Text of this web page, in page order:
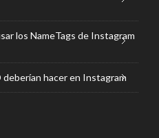
los NameTags de Instagram
hacer en Instagram